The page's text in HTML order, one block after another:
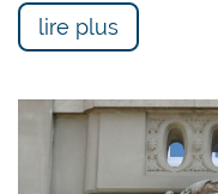
lire plus